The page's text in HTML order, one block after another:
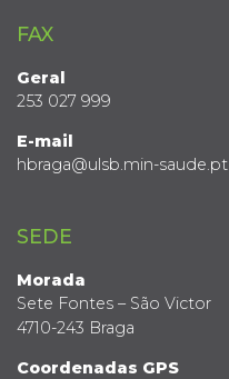
FAX
Geral
253 027 999
E-mail
hbraga@ulsb.min-saude.pt
SEDE
Morada
Sete Fontes – São Victor
4710-243 Braga
Coordenadas GPS